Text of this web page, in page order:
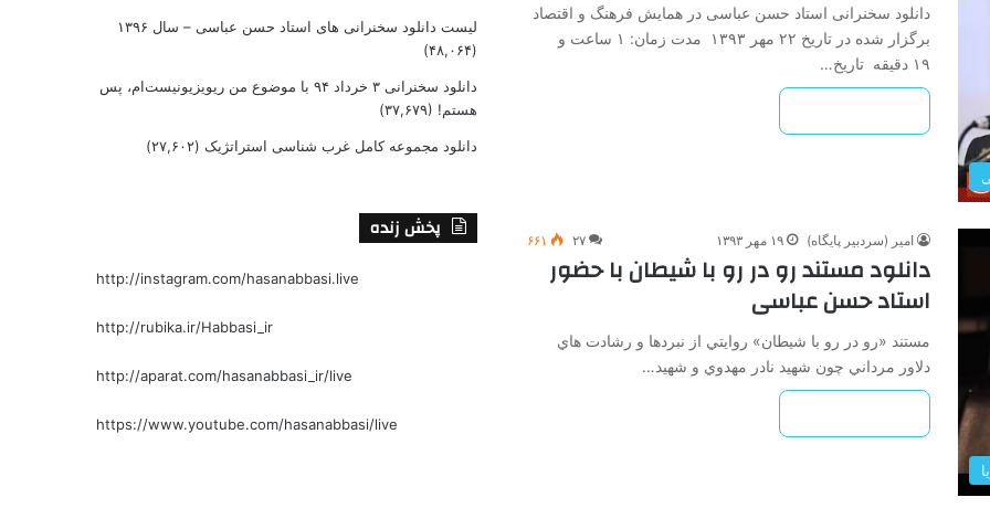
دانلود سخنرانی استاد حسن عباسی در همایش فرهنگ و اقتصاد
برگزار شده در تاریخ ۲۲ مهر ۱۳۹۳ مدت زمان: ۱ ساعت و
۱۹ دقیقه تاریخ…
امیر (سردبیر پایگاه) ۱۹ مهر ۱۳۹۳ ۲۷ ۶۶۱
دانلود مستند رو در رو با شیطان با حضور
استاد حسن عباسی
مستند «رو در رو با شيطان» روايتي از نبردها و رشادت هاي
دلاور مرداني چون شهيد نادر مهدوي و شهيد…
لیست دانلود سخنرانی های استاد حسن عباسی – سال ۱۳۹۶
(۴۸,۰۶۴)
دانلود سخنرانی ۳ خرداد ۹۴ با موضوع من ریویزیونیست‌ام، پس
هستم! (۳۷,۶۷۹)
دانلود مجموعه کامل غرب شناسی استراتژیک (۲۷,۶۰۲)
پخش زنده
http://instagram.com/hasanabbasi.live
http://rubika.ir/Habbasi_ir
http://aparat.com/hasanabbasi_ir/live
https://www.youtube.com/hasanabbasi/live